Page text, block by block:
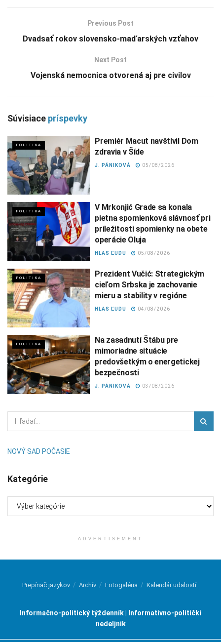
Previous Post
Dvadsať rokov slovensko-maďarských vzťahov
Next Post
Vojenská nemocnica otvorená aj pre civilov
Súvisiace príspevky
POLITIKA
Premiér Macut navštívil Dom
zdravia v Šíde
J. PÁNIKOVÁ 05/08/2026
POLITIKA
V Mrkonjić Grade sa konala
pietna spomienková slávnosť pri
príležitosti spomienky na obete
operácie Oluja
HLAS ĽUDU 05/08/2026
POLITIKA
Prezident Vučić: Strategickým
cieľom Srbska je zachovanie
mieru a stability v regióne
HLAS ĽUDU 04/08/2026
POLITIKA
Na zasadnutí Štábu pre
mimoriadne situácie
predovšetkým o energetickej
bezpečnosti
J. PÁNIKOVÁ 03/08/2026
NOVÝ SAD POČASIE
Kategórie
ADVERTISEMENT
Prepínač jazykov Archív Fotogaléria Kalendár udalostí
Informačno-politický týždenník | Informativno-politički
nedeljnik